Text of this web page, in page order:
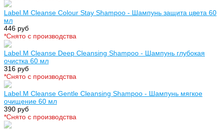
Label.M Cleanse Colour Stay Shampoo - Шампунь защита цвета 60
мл
446 руб
*Cнято с производства
Label.M Cleanse Deep Cleansing Shampoo - Шампунь глубокая
очистка 60 мл
316 руб
*Cнято с производства
Label.M Cleanse Gentle Cleansing Shampoo - Шампунь мягкое
очищение 60 мл
390 руб
*Cнято с производства